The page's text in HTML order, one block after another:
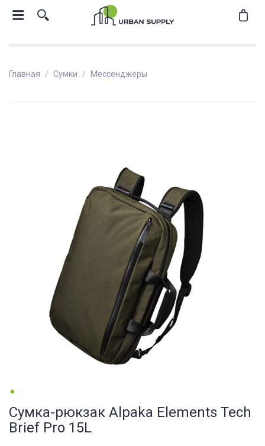
Главная Сумки Мессенджеры
Сумка-рюкзак Alpaka Elements Tech
Brief Pro 15L